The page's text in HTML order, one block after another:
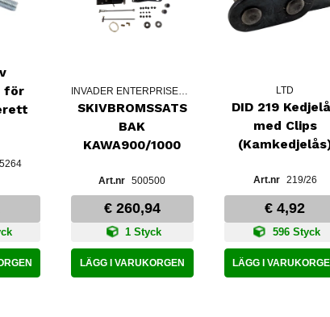
för
SKIVBROMSSATS
BAK
KAWA900/1000
500500
€ 260,94
1 Styck
LÄGG I VARUKORGEN
LTD
DID 219
med Clips
219/26
€ 4,92
596 Styck
LÄGG I